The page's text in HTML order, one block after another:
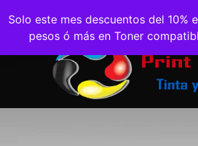
Solo este mes descuentos del 10%
pesos ó más en Toner